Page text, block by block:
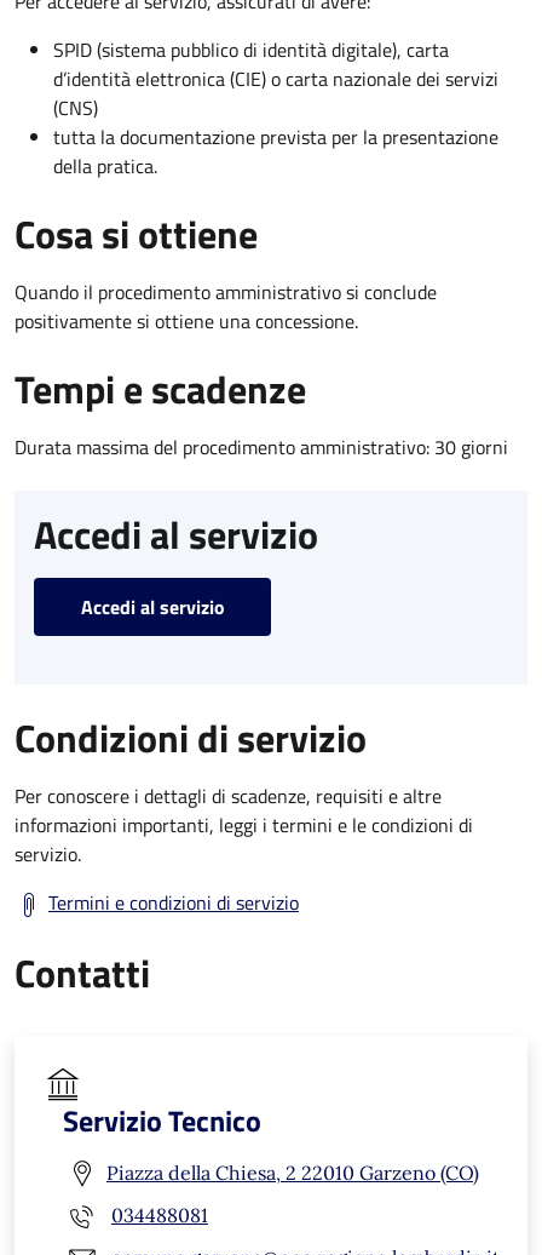
SPID (sistema pubblico di identità digitale), carta
d’identità elettronica (CIE) o carta nazionale dei servizi
(CNS)
tutta la documentazione prevista per la presentazione
della pratica.
Cosa si ottiene
Quando il procedimento amministrativo si conclude
positivamente si ottiene una concessione.
Tempi e scadenze
Durata massima del procedimento amministrativo: 30 giorni
Accedi al servizio
Accedi al servizio
Condizioni di servizio
Per conoscere i dettagli di scadenze, requisiti e altre
informazioni importanti, leggi i termini e le condizioni di
servizio.
Termini e condizioni di servizio
Contatti
Servizio Tecnico
Piazza della Chiesa, 2 22010 Garzeno (CO)
034488081